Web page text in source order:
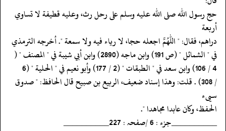
‏‏‏‏حج رسول الله صلى الله عليه وسلم على رحل رث، وعليه قطيفة لا تساوي
أربعة
‏‏‏‏دراهم، فقال: " اللهم اجعله حجا، لا رياء فيه ولا سمعة ". أخرجه الترمذي
‏‏‏‏في " الشمائل " (ص 191) وابن ماجه (2890) وابن أبي شيبة في " المصنف " (
‏‏‏‏/ 308) . قلت: وهذا إسناد ضعيف، الربيع بن صبيح قال الحافظ: " صدوق
سيىء
‏‏‏‏الحفظ، وكان عابدا مجاهدا ".
‏‏‏‏__________جزء : 6 /صفحہ : 227__________